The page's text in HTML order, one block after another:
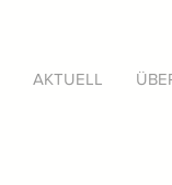
AKTUELL